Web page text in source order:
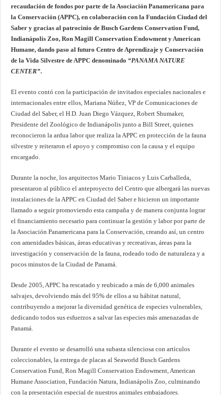
recaudación de fondos por parte de la Asociación Panamericana para
la Conservación (APPC), en colaboración con la Fundación Ciudad del
Saber y gracias al patrocinio de Busch Gardens Conservation Fund,
Indianápolis Zoo, Ron Magill Conservation Endowment y American
Humane, dando paso al futuro Centro de Aprendizaje y Conservación
de la Vida Silvestre de APPC denominado “PANAMA NATURE
CENTER”.
El evento contó con la participación de invitados especiales nacionales e
internacionales entre ellos, Mariana Núñez, VP de Comunicaciones de
Ciudad del Saber, el H.D. Juan Diego Vázquez, Robert Shumaker,
Presidente del Zoológico de Indianápolis junto a Bill Street, quienes
reconocieron la ardua labor que realiza la APPC en protección de la fauna
silvestre y reiteraron el apoyo y compromiso con la causa y el equipo
encargado.
Durante la noche, los arquitectos Mario Tiniacos y Luis Carballeda,
presentaron al público el anteproyecto del Centro que albergará las nuevas
instalaciones de la APPC en Ciudad del Saber e hicieron un importante
llamado a seguir promoviendo esta campaña y de manera conjunta lograr
el financiamiento necesario para continuar la gestión y labor por parte de
la Asociación Panamericana para la Conservación, creando así, un centro
con amenidades básicas, áreas educativas y recreativas, áreas para la
investigación y conservación de la fauna, rodeado todo de naturaleza y a
pocos minutos de la Ciudad de Panamá.
Desde 2005, APPC ha rescatado y reubicado a más de 6,000 animales
salvajes, devolviendo más del 95% de ellos a su hábitat natural,
contribuyendo a mejorar la diversidad genética de especies vulnerables,
dedicando todos sus esfuerzos a salvar las especies más amenazadas de
Panamá.
Durante el evento se desarrolló una subasta silenciosa con artículos
coleccionables, la entrega de placas al Seaworld Busch Gardens
Conservation Fund, Ron Magill Conservation Endowment, American
Humane Association, Fundación Natura, Indianápolis Zoo, culminando
con la presentación especial de nuestros animales embajadores.